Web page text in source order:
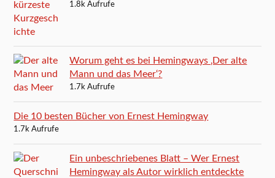
1.8k Aufrufe
Worum geht es bei Hemingways ‚Der alte
Mann und das Meer‘?
1.7k Aufrufe
Die 10 besten Bücher von Ernest Hemingway
1.7k Aufrufe
Ein unbeschriebenes Blatt – Wer Ernest
Hemingway als Autor wirklich entdeckte